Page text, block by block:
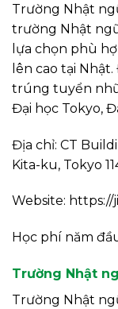
Trường Nhật
trường Nhật
lựa chọn phù
lên cao tại
trúng tuyển
Đại học Tokyo,
Địa chỉ: CT
Kita-ku, Tokyo
Website:
Học phí năm
Trường Nhật
Trường Nhật